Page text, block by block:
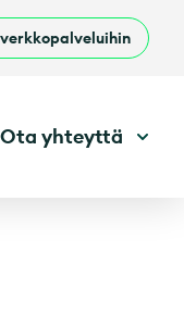
Ota yhteyttä